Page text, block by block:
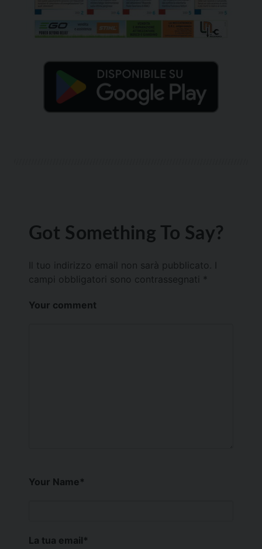
Got Something To Say?
Il tuo indirizzo email non sarà pubblicato.
campi obbligatori sono contrassegnati *
Your comment
Your Name*
La tua email*